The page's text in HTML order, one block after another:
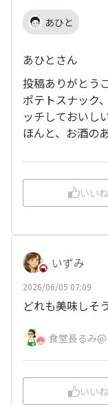
あひと
あひとさん
投稿ありがとう
ポテトスナック
ッチしておいし
ほんと、お酒の
いいね
いずみ
2026/06/05 07:09
どれも美味しそ
食堂長るみ
いいね